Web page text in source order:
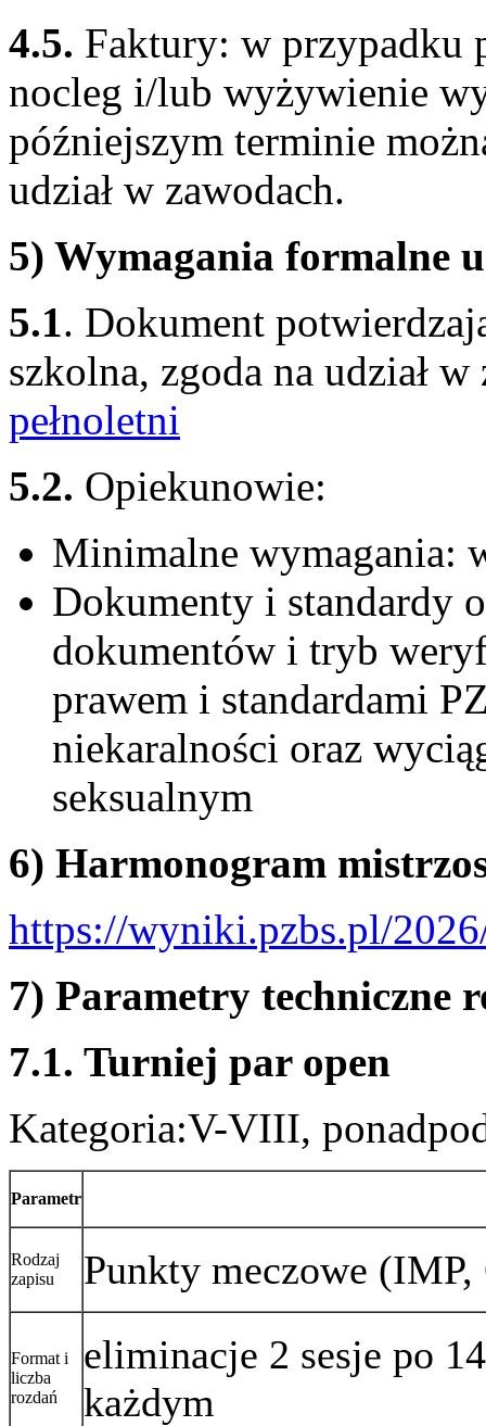
4.5. Faktury: w przypadku
nocleg i/lub wyżywienie
późniejszym terminie
udział w zawodach.
5) Wymagania formalne
5.1. Dokument
szkolna, zgoda na udział
pełnoletni
5.2. Opiekunowie:
Minimalne wymagania:
Dokumenty i standardy
dokumentów i tryb
prawem i standardami
niekaralności oraz
seksualnym
6) Harmonogram
https://wyniki.pzbs.pl/
7) Parametry techniczne
7.1. Turniej par open
Kategoria:V-VIII,
Parametr
Rodzaj
zapisu
Punkty meczowe
Format i
liczba
rozdań
eliminacje 2 sesje po
każdym